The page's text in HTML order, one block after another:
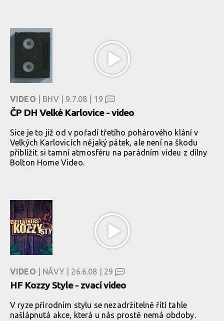
VIDEO | BHV | 9.7.08 | 19
ČP DH Velké Karlovice - video
Sice je to již od v pořadí třetího pohárového klání v
Velkých Karlovicích nějaký pátek, ale není na škodu
přiblížit si tamní atmosféru na parádním videu z dílny
Bolton Home Video.
VIDEO | NÁVY | 26.6.08 | 29
HF Kozzy Style - zvací video
V ryze přírodním stylu se nezadržitelně řítí tahle
našlápnutá akce, která u nás prostě nemá obdoby.